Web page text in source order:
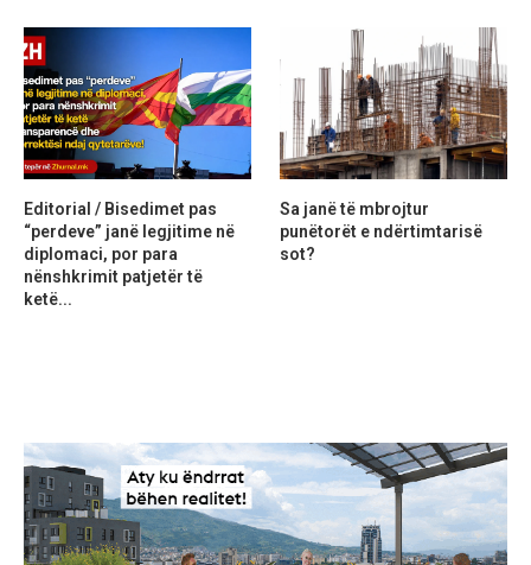
Editorial / Bisedimet pas
“perdeve” janë legjitime në
diplomaci, por para
nënshkrimit patjetër të
ketë...
Sa janë të mbrojtur
punëtorët e ndërtimtarisë
sot?